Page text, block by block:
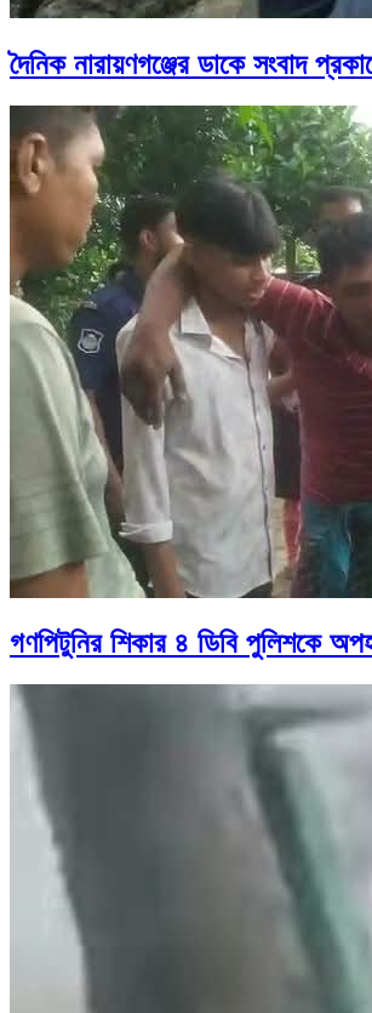
দৈনিক নারায়ণগঞ্জের ডাকে সংবাদ
গণপিটুনির শিকার ৪ ডিবি পুলিশকে